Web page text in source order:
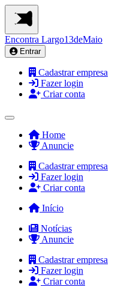
Encontra Largo13deMaio
Entrar
Cadastrar empresa
Fazer login
Criar conta
Home
Anuncie
Cadastrar empresa
Fazer login
Criar conta
Início
Notícias
Anuncie
Cadastrar empresa
Fazer login
Criar conta